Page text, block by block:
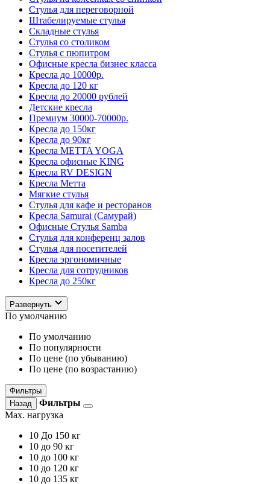
Стулья для переговорной
Штабелируемые стулья
Складные стулья
Стулья со столиком
Стулья с пюпитром
Офисные кресла бизнес класса
Кресла до 10000р.
Кресла до 120 кг
Кресла до 20000 рублей
Детские кресла
Премиум 30000-70000р.
Кресла до 150кг
Кресла до 90кг
Кресла METTA YOGA
Кресла офисные KING
Кресла RV DESIGN
Кресла Метта
Мягкие стулья
Стулья для кафе и ресторанов
Кресла Samurai (Самурай)
Офисные Стулья Samba
Стулья для конференц залов
Стулья для посетителей
Кресла эргономичные
Кресла для сотрудников
Кресла до 250кг
Развернуть
По умолчанию
По умолчанию
По популярности
По цене (по убыванию)
По цене (по возрастанию)
Фильтры
Назад
Фильтры
Max. нагрузка
10 До 150 кг
10 до 90 кг
10 до 100 кг
10 до 120 кг
10 до 135 кг